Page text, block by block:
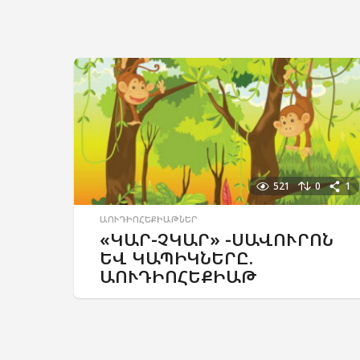
521 0 1
ԱՈՒԴԻՈՀԵՔԻԱԹՆԵՐ
«ԿԱՐ-ՉԿԱՐ» -ՍԱՎՈՒՐՈՆ
ԵՎ ԿԱՊԻԿՆԵՐԸ.
ԱՈՒԴԻՈՀԵՔԻԱԹ